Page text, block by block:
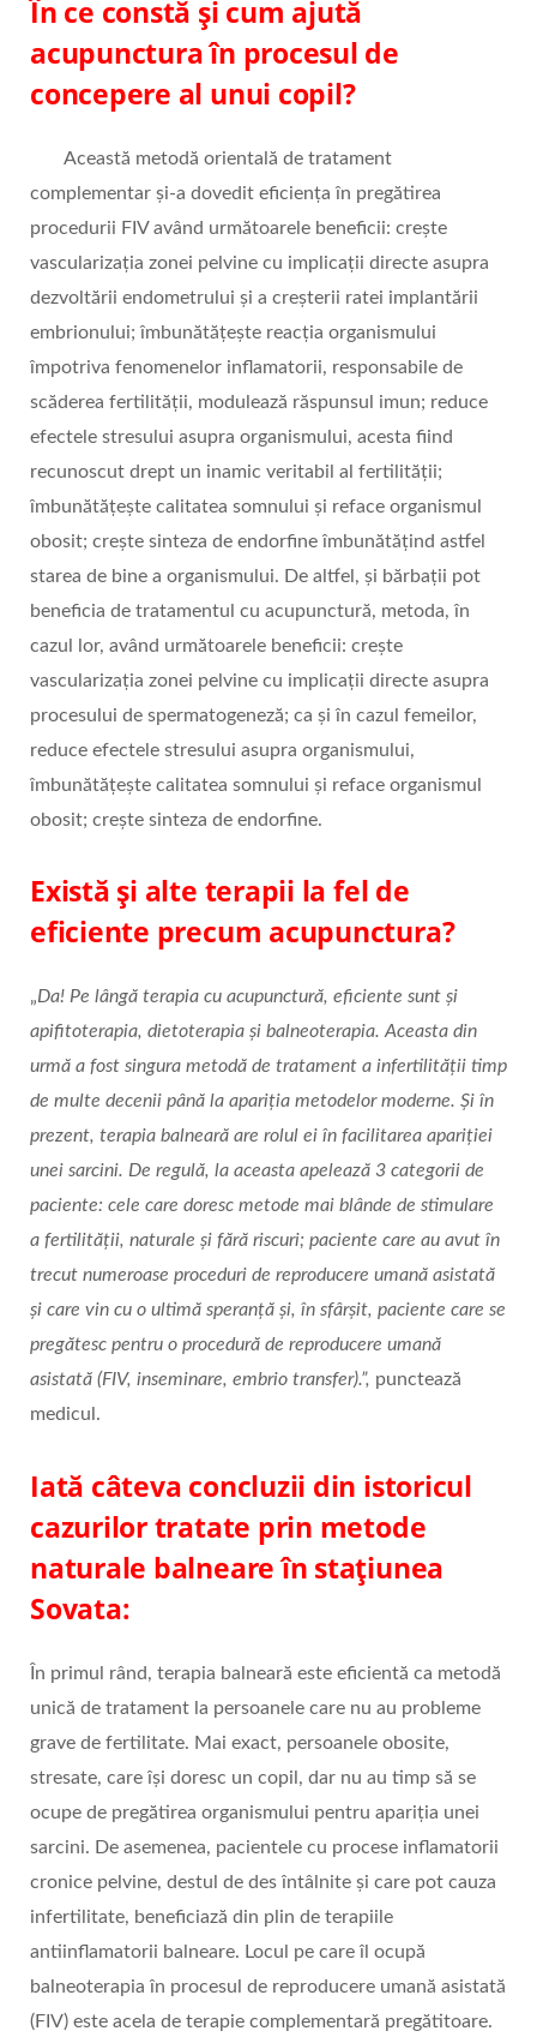
În ce constă și cum ajută
acupunctura în procesul de
concepere al unui copil?
Această metodă orientală de tratament
complementar și-a dovedit eficiența în pregătirea
procedurii FIV având următoarele beneficii: crește
vascularizația zonei pelvine cu implicații directe asupra
dezvoltării endometrului și a creșterii ratei implantării
embrionului; îmbunătățește reacția organismului
împotriva fenomenelor inflamatorii, responsabile de
scăderea fertilității, modulează răspunsul imun; reduce
efectele stresului asupra organismului, acesta fiind
recunoscut drept un inamic veritabil al fertilității;
îmbunătățește calitatea somnului și reface organismul
obosit; crește sinteza de endorfine îmbunătățind astfel
starea de bine a organismului. De altfel, și bărbații pot
beneficia de tratamentul cu acupunctură, metoda, în
cazul lor, având următoarele beneficii: crește
vascularizația zonei pelvine cu implicații directe asupra
procesului de spermatogeneză; ca și în cazul femeilor,
reduce efectele stresului asupra organismului,
îmbunătățește calitatea somnului și reface organismul
obosit; crește sinteza de endorfine.
Există și alte terapii la fel de
eficiente precum acupunctura?
„Da! Pe lângă terapia cu acupunctură, eficiente sunt și
apifitoterapia, dietoterapia și balneoterapia. Aceasta din
urmă a fost singura metodă de tratament a infertilității timp
de multe decenii până la apariția metodelor moderne. Și în
prezent, terapia balneară are rolul ei în facilitarea apariției
unei sarcini. De regulă, la aceasta apelează 3 categorii de
paciente: cele care doresc metode mai blânde de stimulare
a fertilității, naturale și fără riscuri; paciente care au avut în
trecut numeroase proceduri de reproducere umană asistată
și care vin cu o ultimă speranță și, în sfârșit, paciente care se
pregătesc pentru o procedură de reproducere umană
asistată (FIV, inseminare, embrio transfer).”, punctează
medicul.
Iată câteva concluzii din istoricul
cazurilor tratate prin metode
naturale balneare în stațiunea
Sovata:
În primul rând, terapia balneară este eficientă ca metodă
unică de tratament la persoanele care nu au probleme
grave de fertilitate. Mai exact, persoanele obosite,
stresate, care își doresc un copil, dar nu au timp să se
ocupe de pregătirea organismului pentru apariția unei
sarcini. De asemenea, pacientele cu procese inflamatorii
cronice pelvine, destul de des întâlnite și care pot cauza
infertilitate, beneficiază din plin de terapiile
antiinflamatorii balneare. Locul pe care îl ocupă
balneoterapia în procesul de reproducere umană asistată
(FIV) este acela de terapie complementară pregătitoare.